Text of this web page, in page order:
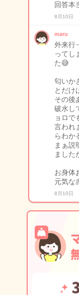
回答本
8月10日
maru
外来行
ってし
た😅
匂いか
とだけ
その後
破水し
ョロで
言われ
らわか
まぁ説
ました
お身体
元気な
8月10日